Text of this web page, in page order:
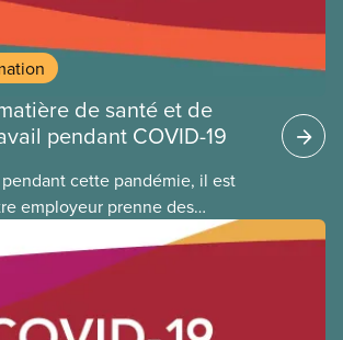
de santé et de
pendant COVID-19
cette pandémie, il est
employeur prenne des
en matière de santé
limiter votre exposition au virus
19. Cela s’applique que vous
lieu de travail ou que vous ne